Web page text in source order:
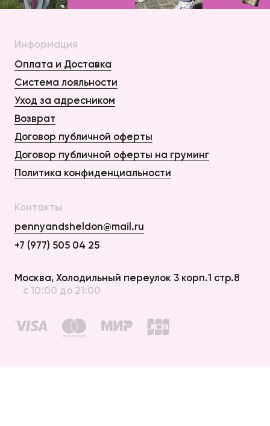
Информация
Оплата и Доставка
Система лояльности
Уход за адресником
Возврат
Договор публичной оферты
Договор публичной оферты на груминг
Политика конфиденциальности
Контакты
pennyandsheldon@mail.ru
+7 (977) 505 04 25
Москва, Холодильный переулок 3 корп.1 стр.8
с 10:00 до 21:00
Оплата и Доставка
Возврат
Договор публичной оферты на груминг